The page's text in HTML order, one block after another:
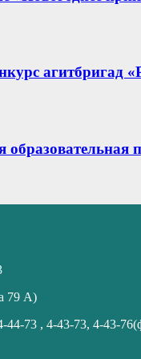
агитбригад
79 А)
44-73 , 4-43-73, 4-43-